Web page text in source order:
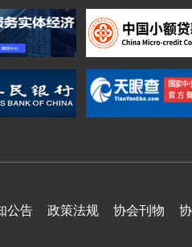
公告 政策法规 协会刊物